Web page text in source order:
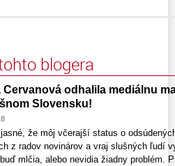
blogera
Cervanová odhalila mediálnu
Slovensku!
že môj včerajší status o
z radov novinárov a vraj slušných ľudí
mlčia, alebo nevidia žiadny problém.